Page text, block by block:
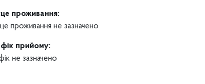
проживання:
проживання не зазначено
прийому:
не зазначено